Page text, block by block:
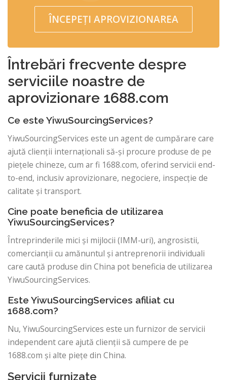
ÎNCEPEȚI APROVIZIONAREA
Întrebări frecvente despre
serviciile noastre de
aprovizionare 1688.com
Ce este YiwuSourcingServices?
YiwuSourcingServices este un agent de cumpărare care
ajută clienții internaționali să-și procure produse de pe
piețele chineze, cum ar fi 1688.com, oferind servicii end-
to-end, inclusiv aprovizionare, negociere, inspecție de
calitate și transport.
Cine poate beneficia de utilizarea
YiwuSourcingServices?
Întreprinderile mici și mijlocii (IMM-uri), angrosistii,
comercianții cu amănuntul și antreprenorii individuali
care caută produse din China pot beneficia de utilizarea
YiwuSourcingServices.
Este YiwuSourcingServices afiliat cu
1688.com?
Nu, YiwuSourcingServices este un furnizor de servicii
independent care ajută clienții să cumpere de pe
1688.com și alte piețe din China.
Servicii furnizate